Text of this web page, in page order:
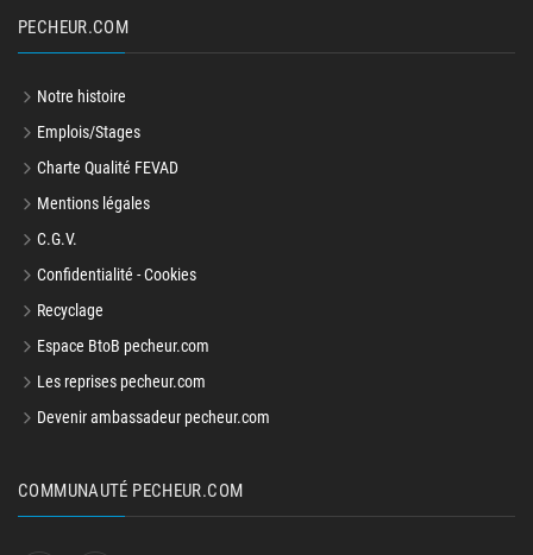
PECHEUR.COM
Notre histoire
Emplois/Stages
Charte Qualité FEVAD
Mentions légales
C.G.V.
Confidentialité - Cookies
Recyclage
Espace BtoB pecheur.com
Les reprises pecheur.com
Devenir ambassadeur pecheur.com
COMMUNAUTÉ PECHEUR.COM